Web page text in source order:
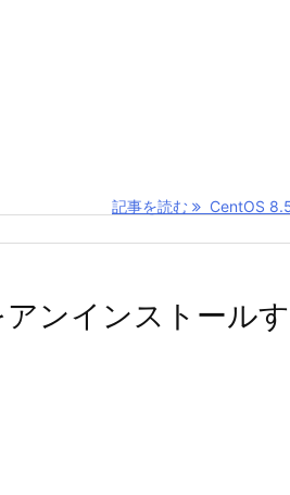
記事を読む CentOS
ンインストール